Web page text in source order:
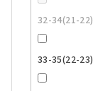
32-34(21-22)
33-35(22-23)